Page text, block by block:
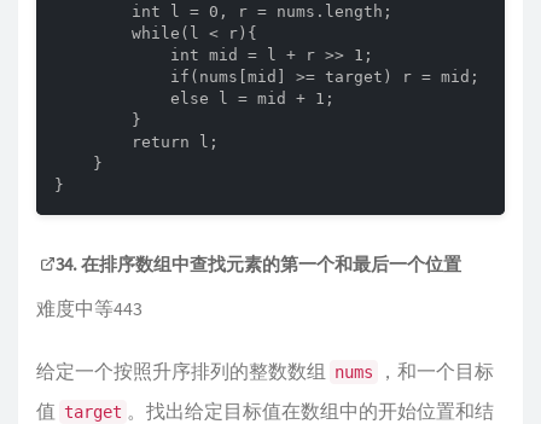
        int l = 0, r = nums.length;
        while(l < r){
            int mid = l + r >> 1;
            if(nums[mid] >= target) r = mid;
            else l = mid + 1;
        }
        return l;
    }
}
34. 在排序数组中查找元素的第一个和最后一个位置
难度中等443
给定一个按照升序排列的整数数组 nums
，和一个目标
值 target 。找出给定目标值在数组中的开始位置和结